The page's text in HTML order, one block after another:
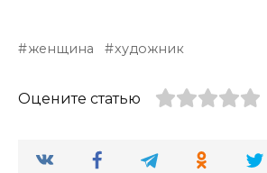
женщина художник
Оцените статью